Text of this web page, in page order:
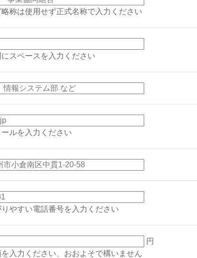
称は使用せず正式名称で入力ください
スペースを入力ください
ルを入力ください
やすい電話番号を入力ください
円
⼊⼒ください、おおよそで構いません